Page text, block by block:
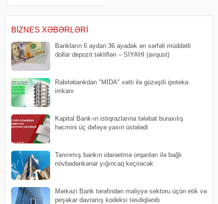
borcu 157 min manata çatır.
Xatırlada
BIZNES XƏBƏRLƏRI
Bankların 6 aydan 36 ayadək ən sərfəli müddətli
dollar depozit təklifləri – SİYAHI (avqust)
Rabitəbankdan "MİDA" xətti ilə güzəştli ipoteka
imkanı
Kapital Bank-ın istiqrazlarına tələbat buraxılış
həcmini üç dəfəyə yaxın üstələdi
Tanınmış bankın idarəetmə orqanları ilə bağlı
növbədənkənar yığıncaq keçirəcək
Mərkəzi Bank tərəfindən maliyyə sektoru üçün etik və
peşəkar davranış kodeksi təsdiqlənib